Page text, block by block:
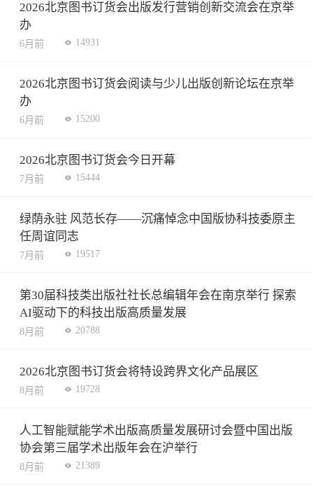
2026北京图书订货会出版发行营销创新交流会在京举
办
6月前 14931
2026北京图书订货会阅读与少儿出版创新论坛在京举
办
6月前 15200
2026北京图书订货会今日开幕
7月前 15444
绿荫永驻 风范长存——沉痛悼念中国版协科技委原主
任周谊同志
7月前 19517
第30届科技类出版社社长总编辑年会在南京举行 探索
AI驱动下的科技出版高质量发展
8月前 20788
2026北京图书订货会将特设跨界文化产品展区
8月前 19728
人工智能赋能学术出版高质量发展研讨会暨中国出版
协会第三届学术出版年会在沪举行
8月前 21389